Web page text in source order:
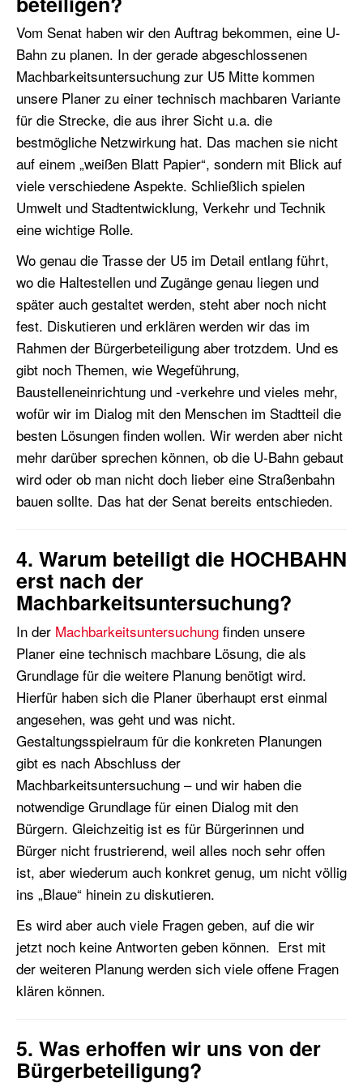
Vom Senat haben wir den Auftrag bekommen, eine U-
Bahn zu planen. In der gerade abgeschlossenen
Machbarkeitsuntersuchung zur U5 Mitte kommen
unsere Planer zu einer technisch machbaren Variante
für die Strecke, die aus ihrer Sicht u.a. die
bestmögliche Netzwirkung hat. Das machen sie nicht
auf einem „weißen Blatt Papier“, sondern mit Blick auf
viele verschiedene Aspekte. Schließlich spielen
Umwelt und Stadtentwicklung, Verkehr und Technik
eine wichtige Rolle.
Wo genau die Trasse der U5 im Detail entlang führt,
wo die Haltestellen und Zugänge genau liegen und
später auch gestaltet werden, steht aber noch nicht
fest. Diskutieren und erklären werden wir das im
Rahmen der Bürgerbeteiligung aber trotzdem. Und es
gibt noch Themen, wie Wegeführung,
Baustelleneinrichtung und -verkehre und vieles mehr,
wofür wir im Dialog mit den Menschen im Stadtteil die
besten Lösungen finden wollen. Wir werden aber nicht
mehr darüber sprechen können, ob die U-Bahn gebaut
wird oder ob man nicht doch lieber eine Straßenbahn
bauen sollte. Das hat der Senat bereits entschieden.
4. Warum beteiligt die HOCHBAHN
erst nach der
Machbarkeitsuntersuchung?
In der Machbarkeitsuntersuchung finden unsere
Planer eine technisch machbare Lösung, die als
Grundlage für die weitere Planung benötigt wird.
Hierfür haben sich die Planer überhaupt erst einmal
angesehen, was geht und was nicht.
Gestaltungsspielraum für die konkreten Planungen
gibt es nach Abschluss der
Machbarkeitsuntersuchung – und wir haben die
notwendige Grundlage für einen Dialog mit den
Bürgern. Gleichzeitig ist es für Bürgerinnen und
Bürger nicht frustrierend, weil alles noch sehr offen
ist, aber wiederum auch konkret genug, um nicht völlig
ins „Blaue“ hinein zu diskutieren.
Es wird aber auch viele Fragen geben, auf die wir
jetzt noch keine Antworten geben können. Erst mit
der weiteren Planung werden sich viele offene Fragen
klären können.
5. Was erhoffen wir uns von der
Bürgerbeteiligung?